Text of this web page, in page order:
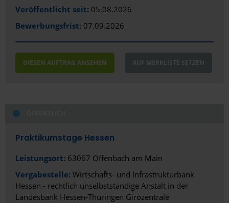
Hessen
Region
Veröffentlicht seit: 05.08.2026
Bewerbungsfrist: 07.09.2026
DIESEN AUFTRAG ANSEHEN AUF MERKLISTE SETZEN
Praktikumstage Hessen
Leistungsort: 63067 Offenbach am Main
Vergabestelle: Wirtschafts- und Infrastrukturbank
Hessen - rechtlich unselbstständige Anstalt in der
Landesbank Hessen-Thüringen Girozentrale